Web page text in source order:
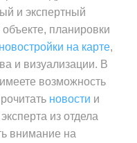
и экспертный
планировки
новостройки на карте,
и визуализации. В
возможность
новости и
из отдела
внимание на